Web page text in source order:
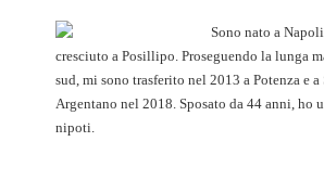
via
Boiardo
Sono nato a
cresciuto a Posillipo. Proseguendo la lunga
sud, mi sono trasferito nel 2013 a Potenza e a
Argentano nel 2018. Sposato da 44 anni, ho
nipoti.